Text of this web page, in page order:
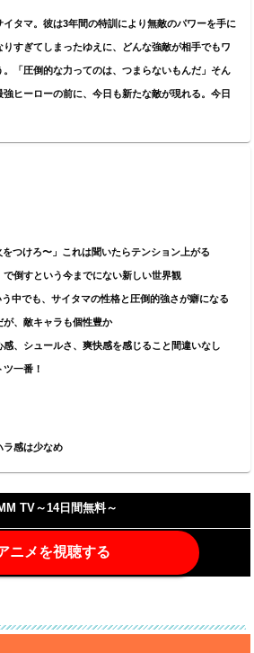
タマ。彼は3年間の特訓により無敵のパワーを手に
すぎてしまったゆえに、どんな強敵が相手でもワ
「圧倒的な力ってのは、つまらないもんだ」そん
ヒーローの前に、今日も新たな敵が現れる。今日
つけろ〜」これは聞いたらテンション上がる
で倒すという今までにない新しい世界観
中でも、サイタマの性格と圧倒的強さが癖になる
が、敵キャラも個性豊か
感、シュールさ、爽快感を感じること間違いなし
一番！
ラ感は少なめ
TV～14日間無料～
ニメを視聴する